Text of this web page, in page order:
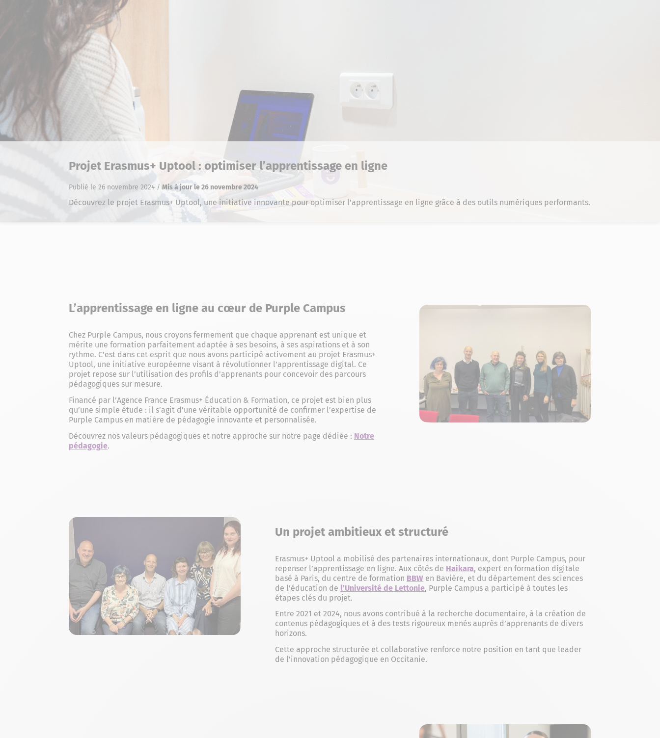
Projet Erasmus+ Uptool : optimiser l’apprentissage en ligne
Publié le 26 novembre 2024 / Mis à jour le 26 novembre 2024
Découvrez le projet Erasmus+ Uptool, une initiative innovante pour optimiser l'apprentissage en ligne grâce à des outils numériques performants.
L’apprentissage en ligne au cœur de Purple Campus
Chez Purple Campus, nous croyons fermement que chaque apprenant est unique et
mérite une formation parfaitement adaptée à ses besoins, à ses aspirations et à son
rythme. C’est dans cet esprit que nous avons participé activement au projet Erasmus+
Uptool, une initiative européenne visant à révolutionner l’apprentissage digital. Ce
projet repose sur l’utilisation des profils d’apprenants pour concevoir des parcours
pédagogiques sur mesure.
Financé par l’Agence France Erasmus+ Éducation & Formation, ce projet est bien plus
qu’une simple étude : il s’agit d’une véritable opportunité de confirmer l’expertise de
Purple Campus en matière de pédagogie innovante et personnalisée.
Découvrez nos valeurs pédagogiques et notre approche sur notre page dédiée : Notre
pédagogie.
Un projet ambitieux et structuré
Erasmus+ Uptool a mobilisé des partenaires internationaux, dont Purple Campus, pour
repenser l’apprentissage en ligne. Aux côtés de Haikara, expert en formation digitale
basé à Paris, du centre de formation BBW en Bavière, et du département des sciences
de l’éducation de l’Université de Lettonie, Purple Campus a participé à toutes les
étapes clés du projet.
Entre 2021 et 2024, nous avons contribué à la recherche documentaire, à la création de
contenus pédagogiques et à des tests rigoureux menés auprès d’apprenants de divers
horizons.
Cette approche structurée et collaborative renforce notre position en tant que leader
de l’innovation pédagogique en Occitanie.